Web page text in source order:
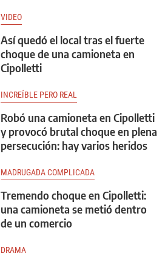
VIDEO
Así quedó el local tras el fuerte
choque de una camioneta en
Cipolletti
INCREÍBLE PERO REAL
Robó una camioneta en Cipolletti
y provocó brutal choque en plena
persecución: hay varios heridos
MADRUGADA COMPLICADA
Tremendo choque en Cipolletti:
una camioneta se metió dentro
de un comercio
DRAMA